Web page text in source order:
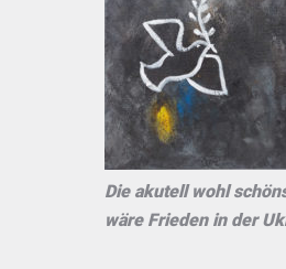
Die akutell wohl
wäre Frieden in der